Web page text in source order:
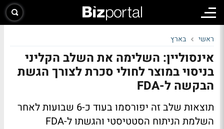
ראשי בארץ
אינסוליין: השלימה את השלב הקליני
בניסוי במוצר לחולי סכרת לצורך הגשת
הבקשה ל-FDA
תוצאות שלב זה יפורסמו בעוד כ-6 שבועות לאחר
השלמת הניתוח הסטטיסטי והגשתו ל-FDA